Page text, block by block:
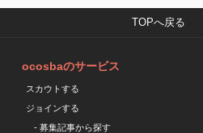
TOPへ戻る
ocosbaのサービス
スカウトする
ジョインする
- 募集記事から探す